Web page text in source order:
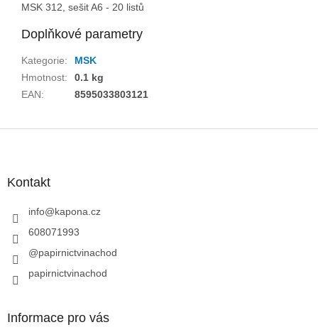
MSK 312, sešit A6 - 20 listů
Doplňkové parametry
Kategorie:
MSK
Hmotnost:
0.1 kg
EAN: 8595033803121
Kontakt
info@kapona.cz
608071993
@papirnictvinachod
papirnictvinachod
Informace pro vás